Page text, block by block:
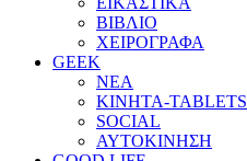
ΒΙΒΛΙΟ
ΧΕΙΡΟΓΡΑΦΑ
GEEK
ΝΕΑ
ΚΙΝΗΤΑ-TABLETS
SOCIAL
ΑΥΤΟΚΙΝΗΣΗ